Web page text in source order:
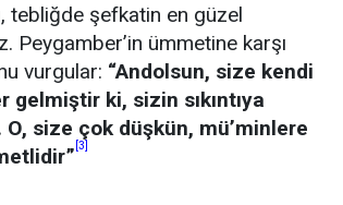
tebliğde şefkatin en güzel
Peygamber’in ümmetine karşı
vurgular: “Andolsun, size kendi
ki, sizin sıkıntıya
size çok düşkün, mü’minlere
[3]